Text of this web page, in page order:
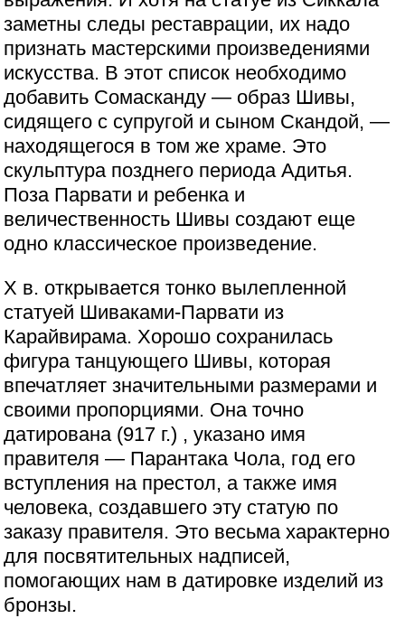
заметны следы реставрации, их надо
признать мастерскими произведениями
искусства. В этот список необходимо
добавить Сомасканду — образ Шивы,
сидящего с супругой и сыном Скандой, —
находящегося в том же храме. Это
скульптура позднего периода Адитья.
Поза Парвати и ребенка и
величественность Шивы создают еще
одно классическое произведение.
Х в. открывается тонко вылепленной
статуей Шиваками-Парвати из
Карайвирама. Хорошо сохранилась
фигура танцующего Шивы, которая
впечатляет значительными размерами и
своими пропорциями. Она точно
датирована (917 г.) , указано имя
правителя — Парантака Чола, год его
вступления на престол, а также имя
человека, создавшего эту статую по
заказу правителя. Это весьма характерно
для посвятительных надписей,
помогающих нам в датировке изделий из
бронзы.